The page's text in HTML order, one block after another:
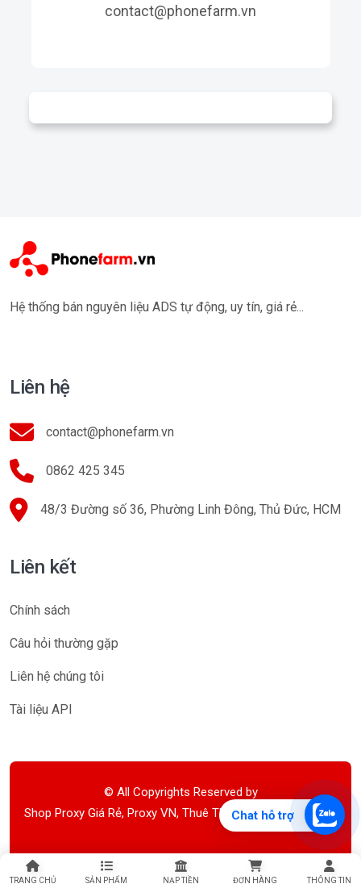
TRANG CHỦ SẢN PHẨM NẠP TIỀN ĐƠN HÀNG THÔNG TIN
contact@phonefarm.vn
Chat hỗ trợ
Hệ thống bán nguyên liệu ADS tự động, uy tín, giá rẻ...
Liên hệ
contact@phonefarm.vn
0862 425 345
48/3 Đường số 36, Phường Linh Đông, Thủ Đức, HCM
Liên kết
Chính sách
Câu hỏi thường gặp
Liên hệ chúng tôi
Tài liệu API
© All Copyrights Reserved by
Shop Proxy Giá Rẻ, Proxy VN, Thuê Theo Tháng, Theo Tuần